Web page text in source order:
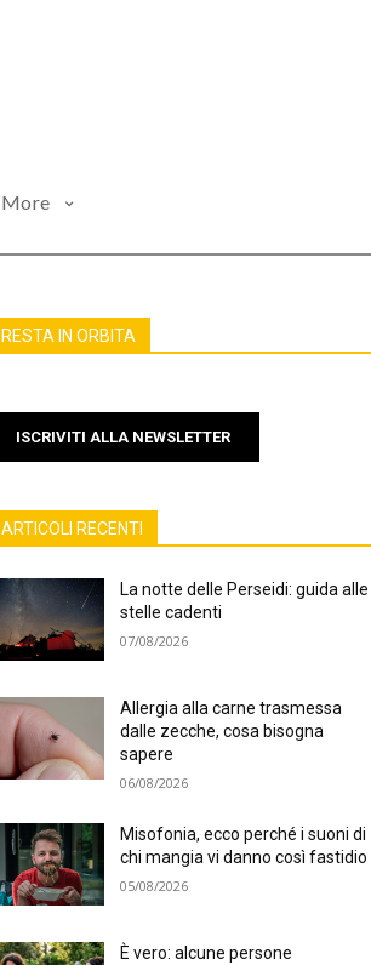
More
RESTA IN ORBITA
ISCRIVITI ALLA NEWSLETTER
ARTICOLI RECENTI
La notte delle Perseidi: guida alle
stelle cadenti
07/08/2026
Allergia alla carne trasmessa
dalle zecche, cosa bisogna
sapere
06/08/2026
Misofonia, ecco perché i suoni di
chi mangia vi danno così fastidio
05/08/2026
È vero: alcune persone